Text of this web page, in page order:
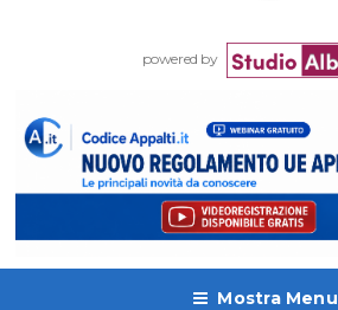
powered by
Mostra Menu